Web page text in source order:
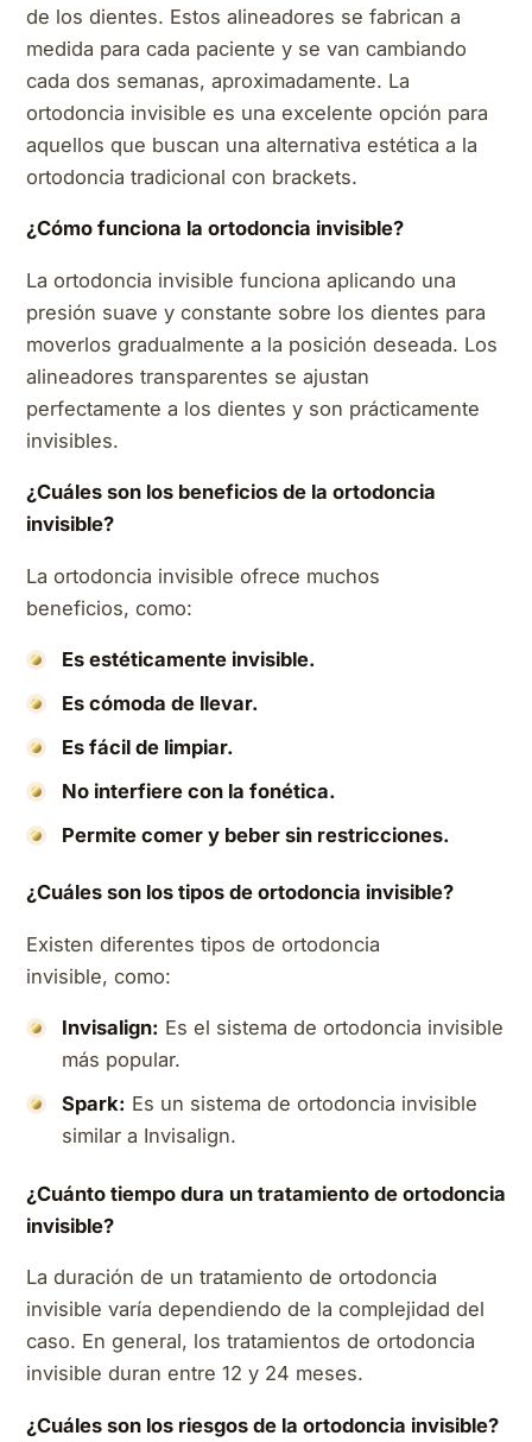
de los dientes. Estos alineadores se fabrican a
medida para cada paciente y se van cambiando
cada dos semanas, aproximadamente. La
ortodoncia invisible es una excelente opción para
aquellos que buscan una alternativa estética a la
ortodoncia tradicional con brackets.
¿Cómo funciona la ortodoncia invisible?
La ortodoncia invisible funciona aplicando una
presión suave y constante sobre los dientes para
moverlos gradualmente a la posición deseada. Los
alineadores transparentes se ajustan
perfectamente a los dientes y son prácticamente
invisibles.
¿Cuáles son los beneficios de la ortodoncia
invisible?
La ortodoncia invisible ofrece muchos
beneficios, como:
Es estéticamente invisible.
Es cómoda de llevar.
Es fácil de limpiar.
No interfiere con la fonética.
Permite comer y beber sin restricciones.
¿Cuáles son los tipos de ortodoncia invisible?
Existen diferentes tipos de ortodoncia
invisible, como:
Invisalign: Es el sistema de ortodoncia invisible
más popular.
Spark: Es un sistema de ortodoncia invisible
similar a Invisalign.
¿Cuánto tiempo dura un tratamiento de ortodoncia
invisible?
La duración de un tratamiento de ortodoncia
invisible varía dependiendo de la complejidad del
caso. En general, los tratamientos de ortodoncia
invisible duran entre 12 y 24 meses.
¿Cuáles son los riesgos de la ortodoncia invisible?